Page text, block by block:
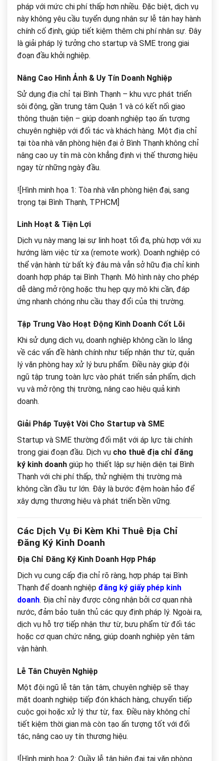
pháp với mức chi phí thấp hơn nhiều. Đặc biệt, dịch vụ
này không yêu cầu tuyển dụng nhân sự lễ tân hay hành
chính cố định, giúp tiết kiệm thêm chi phí nhân sự. Đây
là giải pháp lý tưởng cho startup và SME trong giai
đoạn đầu khởi nghiệp.
Nâng Cao Hình Ảnh & Uy Tín Doanh Nghiệp
Sử dụng địa chỉ tại Bình Thạnh – khu vực phát triển
sôi động, gần trung tâm Quận 1 và có kết nối giao
thông thuận tiện – giúp doanh nghiệp tạo ấn tượng
chuyên nghiệp với đối tác và khách hàng. Một địa chỉ
tại tòa nhà văn phòng hiện đại ở Bình Thạnh không chỉ
nâng cao uy tín mà còn khẳng định vị thế thương hiệu
ngay từ những ngày đầu.
![Hình minh họa 1: Tòa nhà văn phòng hiện đại, sang
trọng tại Bình Thạnh, TPHCM]
Linh Hoạt & Tiện Lợi
Dịch vụ này mang lại sự linh hoạt tối đa, phù hợp với xu
hướng làm việc từ xa (remote work). Doanh nghiệp có
thể vận hành từ bất kỳ đâu mà vẫn sở hữu địa chỉ kinh
doanh hợp pháp tại Bình Thạnh. Mô hình này cho phép
dễ dàng mở rộng hoặc thu hẹp quy mô khi cần, đáp
ứng nhanh chóng nhu cầu thay đổi của thị trường.
Tập Trung Vào Hoạt Động Kinh Doanh Cốt Lõi
Khi sử dụng dịch vụ, doanh nghiệp không cần lo lắng
về các vấn đề hành chính như tiếp nhận thư từ, quản
lý văn phòng hay xử lý bưu phẩm. Điều này giúp đội
ngũ tập trung toàn lực vào phát triển sản phẩm, dịch
vụ và mở rộng thị trường, nâng cao hiệu quả kinh
doanh.
Giải Pháp Tuyệt Vời Cho Startup và SME
Startup và SME thường đối mặt với áp lực tài chính
trong giai đoạn đầu. Dịch vụ cho thuê địa chỉ đăng
ký kinh doanh giúp họ thiết lập sự hiện diện tại Bình
Thạnh với chi phí thấp, thử nghiệm thị trường mà
không cần đầu tư lớn. Đây là bước đệm hoàn hảo để
xây dựng thương hiệu và phát triển bền vững.
Các Dịch Vụ Đi Kèm Khi Thuê Địa Chỉ
Đăng Ký Kinh Doanh
Địa Chỉ Đăng Ký Kinh Doanh Hợp Pháp
Dịch vụ cung cấp địa chỉ rõ ràng, hợp pháp tại Bình
Thạnh để doanh nghiệp đăng ký giấy phép kinh
doanh. Địa chỉ này được công nhận bởi cơ quan nhà
nước, đảm bảo tuân thủ các quy định pháp lý. Ngoài ra,
dịch vụ hỗ trợ tiếp nhận thư từ, bưu phẩm từ đối tác
hoặc cơ quan chức năng, giúp doanh nghiệp yên tâm
vận hành.
Lễ Tân Chuyên Nghiệp
Một đội ngũ lễ tân tận tâm, chuyên nghiệp sẽ thay
mặt doanh nghiệp tiếp đón khách hàng, chuyển tiếp
cuộc gọi hoặc xử lý thư từ, fax. Điều này không chỉ
tiết kiệm thời gian mà còn tạo ấn tượng tốt với đối
tác, nâng cao uy tín thương hiệu.
![Hình minh họa 2: Quầy lễ tân hiện đại tại văn phòng